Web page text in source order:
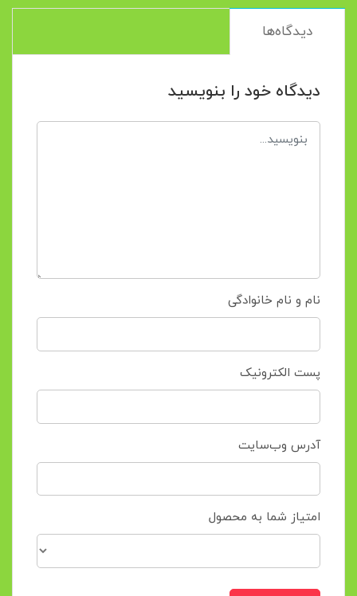
دیدگاه‌ها
دیدگاه خود را بنویسید
نام و نام خانوادگی
پست الکترونیک
آدرس وب‌سایت
امتیاز شما به محصول